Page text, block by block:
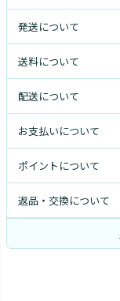
発送について
送料について
配送について
お支払いについて
ポイントについて
返品・交換について